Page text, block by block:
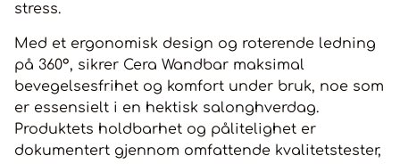
stress.
Med et ergonomisk design og roterende ledning
på 360°, sikrer Cera Wandbar maksimal
bevegelsesfrihet og komfort under bruk, noe som
er essensielt i en hektisk salonghverdag.
Produktets holdbarhet og pålitelighet er
dokumentert gjennom omfattende kvalitetstester,